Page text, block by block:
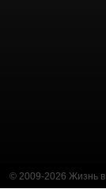
© 2009-2026 Жизнь